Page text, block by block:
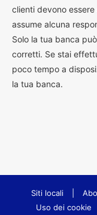
clienti devono
assume alcuna
Solo la tua banca
corretti. Se stai
poco tempo a
la tua banca.
Siti locali
Uso dei cookie